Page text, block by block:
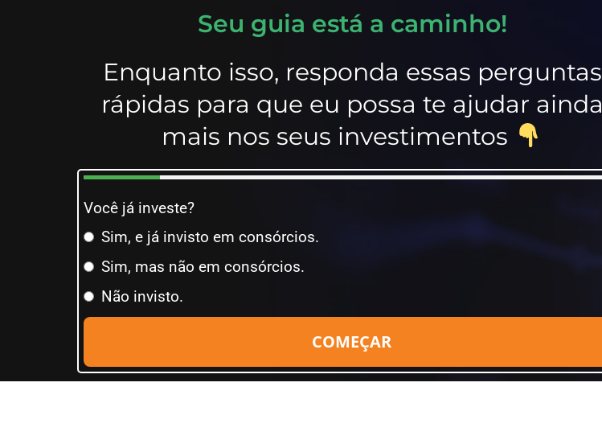
Seu guia está a caminho!
Enquanto isso, responda essas perguntas
rápidas para que eu possa te ajudar ainda
mais nos seus investimentos
Você já investe?
Sim, e já invisto em consórcios.
Sim, mas não em consórcios.
Não invisto.
COMEÇAR